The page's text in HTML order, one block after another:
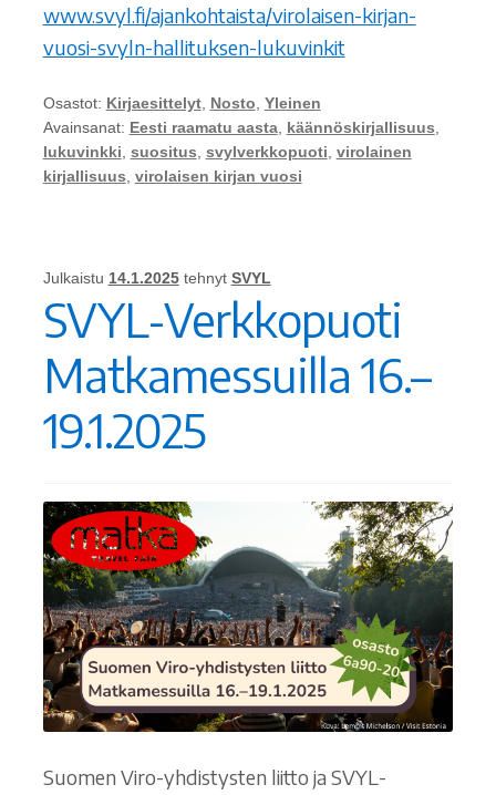
www.svyl.fi/ajankohtaista/virolaisen-kirjan-
vuosi-svyln-hallituksen-lukuvinkit
Osastot: Kirjaesittelyt, Nosto Yleinen
Avainsanat: Eesti raamatu aasta, käännöskirjallisuus
lukuvinkki suositus svylverkkopuoti virolainen
kirjallisuus virolaisen kirjan vuosi
Julkaistu 14.1.2025 tehnyt SVYL
SVYL-Verkkopuoti
Matkamessuilla 16.–
19.1.2025
Suomen Viro-yhdistysten liitto ja SVYL-